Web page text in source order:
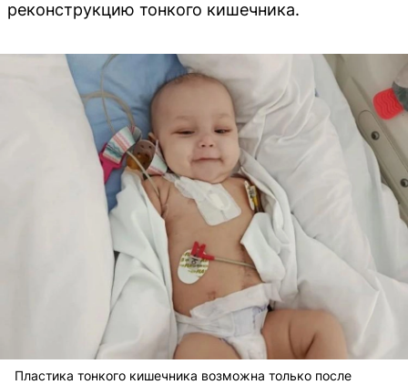
реконструкцию тонкого кишечника.
Пластика тонкого кишечника возможна только после